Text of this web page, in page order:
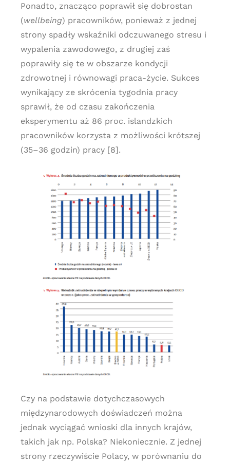
Ponadto, znacząco poprawił się dobrostan
(wellbeing) pracowników, ponieważ z jednej
strony spadły wskaźniki odczuwanego stresu i
wypalenia zawodowego, z drugiej zaś
poprawiły się te w obszarze kondycji
zdrowotnej i równowagi praca-życie. Sukces
wynikający ze skrócenia tygodnia pracy
sprawił, że od czasu zakończenia
eksperymentu aż 86 proc. islandzkich
pracowników korzysta z możliwości krótszej
(35–36 godzin) pracy [8].
Czy na podstawie dotychczasowych
międzynarodowych doświadczeń można
jednak wyciągać wnioski dla innych krajów,
takich jak np. Polska? Niekoniecznie. Z jednej
strony rzeczywiście Polacy, w porównaniu do